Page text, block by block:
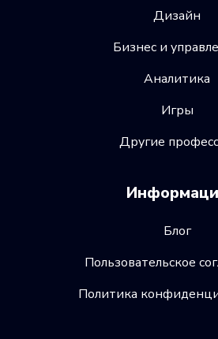
Дизайн
Бизнес и
Аналитика
Игры
Другие
Блог
Пользовательское
Политика